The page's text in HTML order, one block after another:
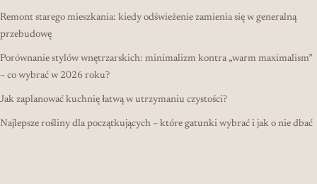
Remont starego mieszkania: kiedy odświeżenie zamienia się w generalną
przebudowę
Porównanie stylów wnętrzarskich: minimalizm kontra „warm maximalism”
– co wybrać w 2026 roku?
Jak zaplanować kuchnię łatwą w utrzymaniu czystości?
Najlepsze rośliny dla początkujących – które gatunki wybrać i jak o nie dbać